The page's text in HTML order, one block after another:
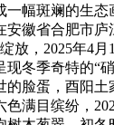
幅斑斓的生
徽省合肥市
放，2025年4
冬季奇特的
蛋，酉阳土
满目缤纷，